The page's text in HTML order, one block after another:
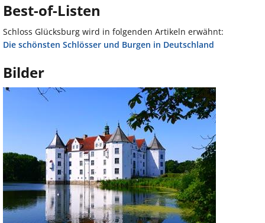
Best-of-Listen
Schloss Glücksburg wird in folgenden Artikeln erwähnt:
Die schönsten Schlösser und Burgen in Deutschland
Bilder